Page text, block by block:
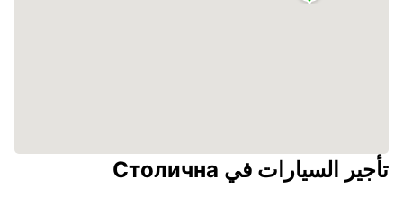
تأجير السيارات في Столична